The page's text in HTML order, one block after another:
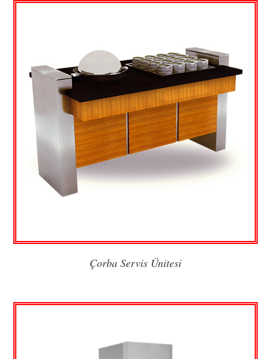
Çorba Servis Ünitesi